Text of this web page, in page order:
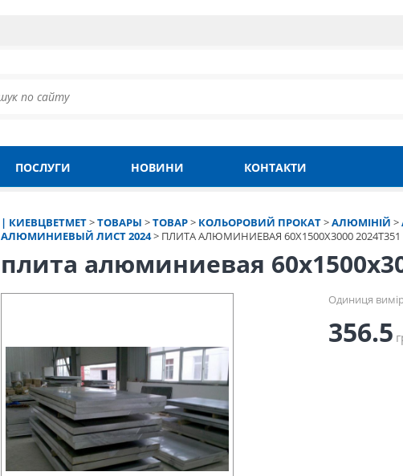
ПОСЛУГИ НОВИНИ КОНТАКТИ
| КИЕВЦВЕТМЕТ>ТОВАРЫ >ТОВАР> КОЛЬОРОВИЙ ПРОКАТ>АЛЮМІНІЙ >
АЛЮМИНИЕВЫЙ ЛИСТ 2024> ПЛИТА АЛЮМИНИЕВАЯ 60Х1500Х3000 2024Т351
плита алюминиевая
Одиниця
356.5